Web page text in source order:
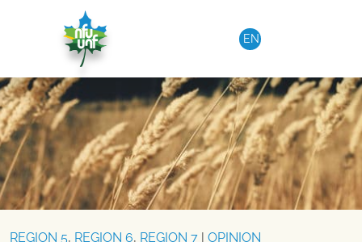
Aller au contenu
EN
REGION 5, REGION 6, REGION 7 OPINION